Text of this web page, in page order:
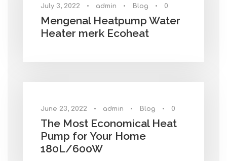
July 3, 2022 • admin • Blog • 0
Mengenal Heatpump Water
Heater merk Ecoheat
June 23, 2022 • admin • Blog • 0
The Most Economical Heat
Pump for Your Home
180L/600W